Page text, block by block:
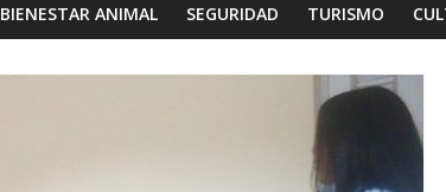
BIENESTAR ANIMAL SEGURIDAD TURISMO